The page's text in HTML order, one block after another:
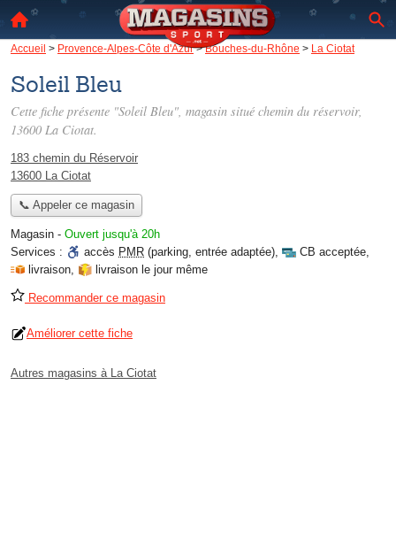
Accueil > Provence-Alpes-Côte d'Azur>Bouches-du-Rhône > La Ciotat
Soleil Bleu
Cette fiche présente "Soleil Bleu", magasin situé chemin du réservoir,
13600 La Ciotat.
183 chemin du Réservoir
13600 La Ciotat
📞 Appeler ce magasin
Magasin - Ouvert jusqu'à 20h
Services :
accès PMR (parking, entrée adaptée), CB acceptée,
livraison, livraison le jour même
Recommander ce magasin
Améliorer cette fiche
Autres magasins à La Ciotat